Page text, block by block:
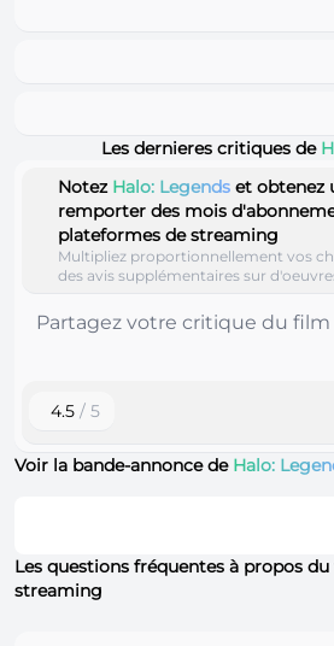
Les dernieres critiques de
Notez Halo: Legends et obtenez
remporter des mois
plateformes de streaming
Multipliez proportionnellement vos
des avis supplémentaires sur
4.5 / 5
Voir la bande-annonce de Halo:
Les questions fréquentes à propos
streaming